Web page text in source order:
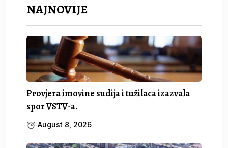
NAJNOVIJE
Provjera imovine sudija i tužilaca izazvala
spor VSTV-a.
August 8, 2026